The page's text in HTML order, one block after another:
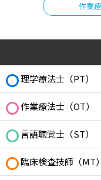
作業
理学療法士（PT）
作業療法士（OT）
言語聴覚士（ST）
臨床検査技師（MT）